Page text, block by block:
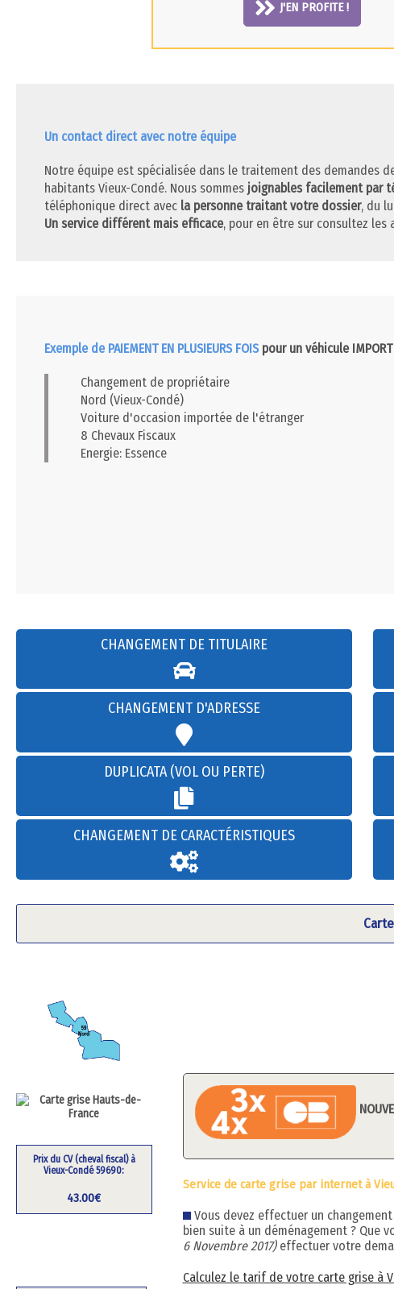
J'EN PROFITE !
Un contact direct avec notre équipe
Notre équipe est spécialisée dans le traitement des demandes
habitants Vieux-Condé. Nous sommes joignables facilement par
téléphonique direct avec la personne traitant votre dossier, du
Un service différent mais efficace, pour en être sur consultez les
Exemple de PAIEMENT EN PLUSIEURS FOISpour un véhicule IMPORT
Changement de propriétaire
Nord (Vieux-Condé)
Voiture d'occasion importée de l'étranger
8 Chevaux Fiscaux
Energie: Essence
CHANGEMENT DE TITULAIRE
CHANGEMENT D'ADRESSE
DUPLICATA (VOL OU PERTE)
CHANGEMENT DE CARACTÉRISTIQUES
Prix du CV (cheval fiscal) à
Vieux-Condé 59690:
43.00€
Service de carte grise par internet à
Vous devez effectuer un
bien suite à un déménagement ? Que
6 Novembre 2017)effectuer votre
Calculez le tarif de votre carte grise à